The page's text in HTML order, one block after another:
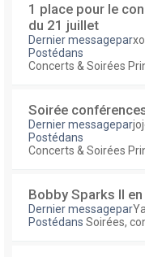
1 place pour le
du 21 juillet
Dernier messagepar
Postédans
Concerts & Soirées
Soirée
Dernier messagepar
Postédans
Concerts & Soirées
Bobby Sparks II
Dernier messagepar
Postédans Soirées,